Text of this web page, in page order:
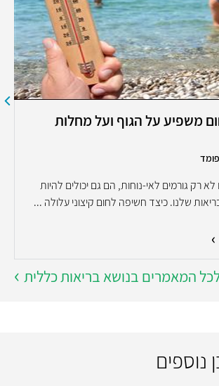
משפיע על הגוף ועל מחלות
רק גורמים לאי-נוחות, הם גם יכולים להיות
שלנו. כיצד חשיפה לחום קיצוני עלולה ...
המאמרים בנושא בריאות כללית
נוספים